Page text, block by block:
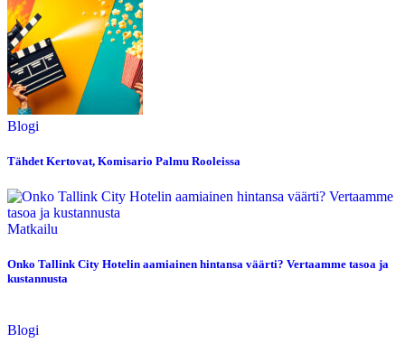
Blogi
Tähdet Kertovat, Komisario Palmu Rooleissa
Matkailu
Onko Tallink City Hotelin aamiainen hintansa väärti? Vertaamme tasoa ja
kustannusta
Blogi